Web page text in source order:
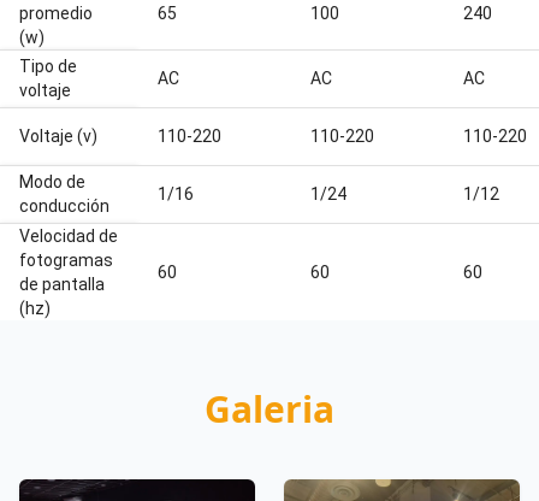
promedio
(w)
65 100 240
Tipo de
voltaje
AC AC AC
Voltaje (v) 110-220 110-220 110-220
Modo de
conducción
1/16 1/24 1/12
Velocidad de
fotogramas
de pantalla
(hz)
60 60 60
Galeria